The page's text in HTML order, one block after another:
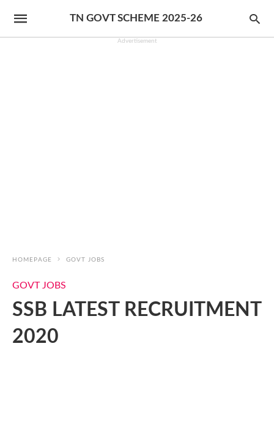
TN GOVT SCHEME 2025-26
Advertisement
HOMEPAGE GOVT JOBS
GOVT JOBS
SSB LATEST RECRUITMENT
2020